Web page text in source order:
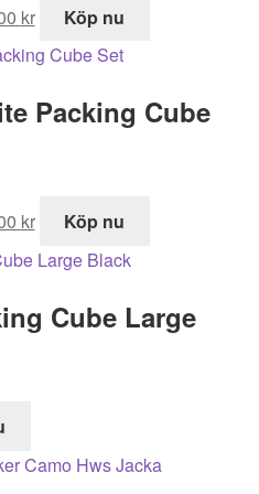
kr.
kr
nuvarande
priset
529,00 kr.
Köp nu
Packing Cube
kr.
kr
nuvarande
priset
263,00 kr.
Köp nu
Cube Large